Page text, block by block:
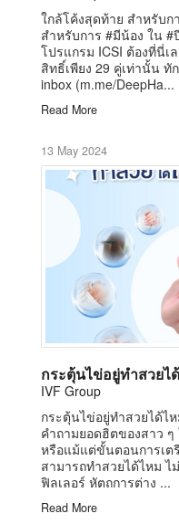
ใกล้โค้งสุดท้าย สำหรับ
สำหรับการ #มีน้อง ใน
โปรแกรม ICSI ต้องที่นี่เ
สิทธิ์เพียง 29 คู่เท่านั้น ทั
inbox (m.me/DeepHa...
Read More
13 May 2024
กระตุ้นไข่อยู่ทำสวยไ
IVF Group
กระตุ้นไข่อยู่ทำสวยได้ไ
คำถามยอดฮิตของสาว ๆ
หรือแม้แต่ขั้นตอนการเต
สามารถทำสวยได้ไหม ไ
ฟิลเลอร์ หัตถการต่าง ...
Read More